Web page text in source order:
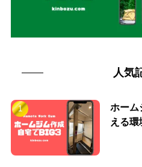
人気
ホーム
える環